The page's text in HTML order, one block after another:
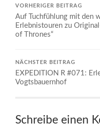
VORHERIGER BEITRAG
Auf Tuchfühlung mit den
Erlebnistouren zu
of Thrones“
NÄCHSTER BEITRAG
EXPEDITION R #071:
Vogtsbauernhof
Schreibe einen